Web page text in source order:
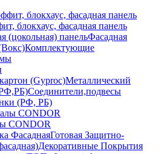
блокхаус, фасадная панель
(цокольная) панельФасадная
Комплектующие
(Gyproc)Металлический
Соединители,подвесы
(РФ, РБ)
CONDOR
ФасаднаяГотовая Защитно-
Декоративные Покрытия